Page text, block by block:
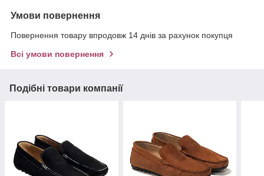
Умови повернення
Повернення товару впродовж 14 днів за рахунок покупця
Всі умови повернення
Подібні товари компанії